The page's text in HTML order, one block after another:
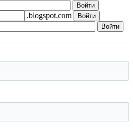
.blogspot.com